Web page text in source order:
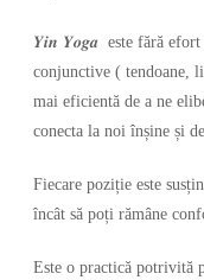
𝒀𝒊𝒏 𝒀𝒐𝒈𝒂 este fără
conjunctive ( tendoane,
mai eficientă de a ne
conecta la noi înșine și
Fiecare poziție este
încât să poți rămâne
Este o practică potrivită